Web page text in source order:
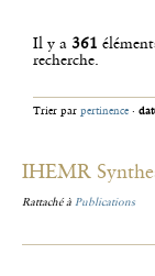
Il y a 361
recherche.
Trier par pertinence ·
IHEMR
Rattaché à Publications